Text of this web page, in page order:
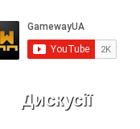
Дискусії